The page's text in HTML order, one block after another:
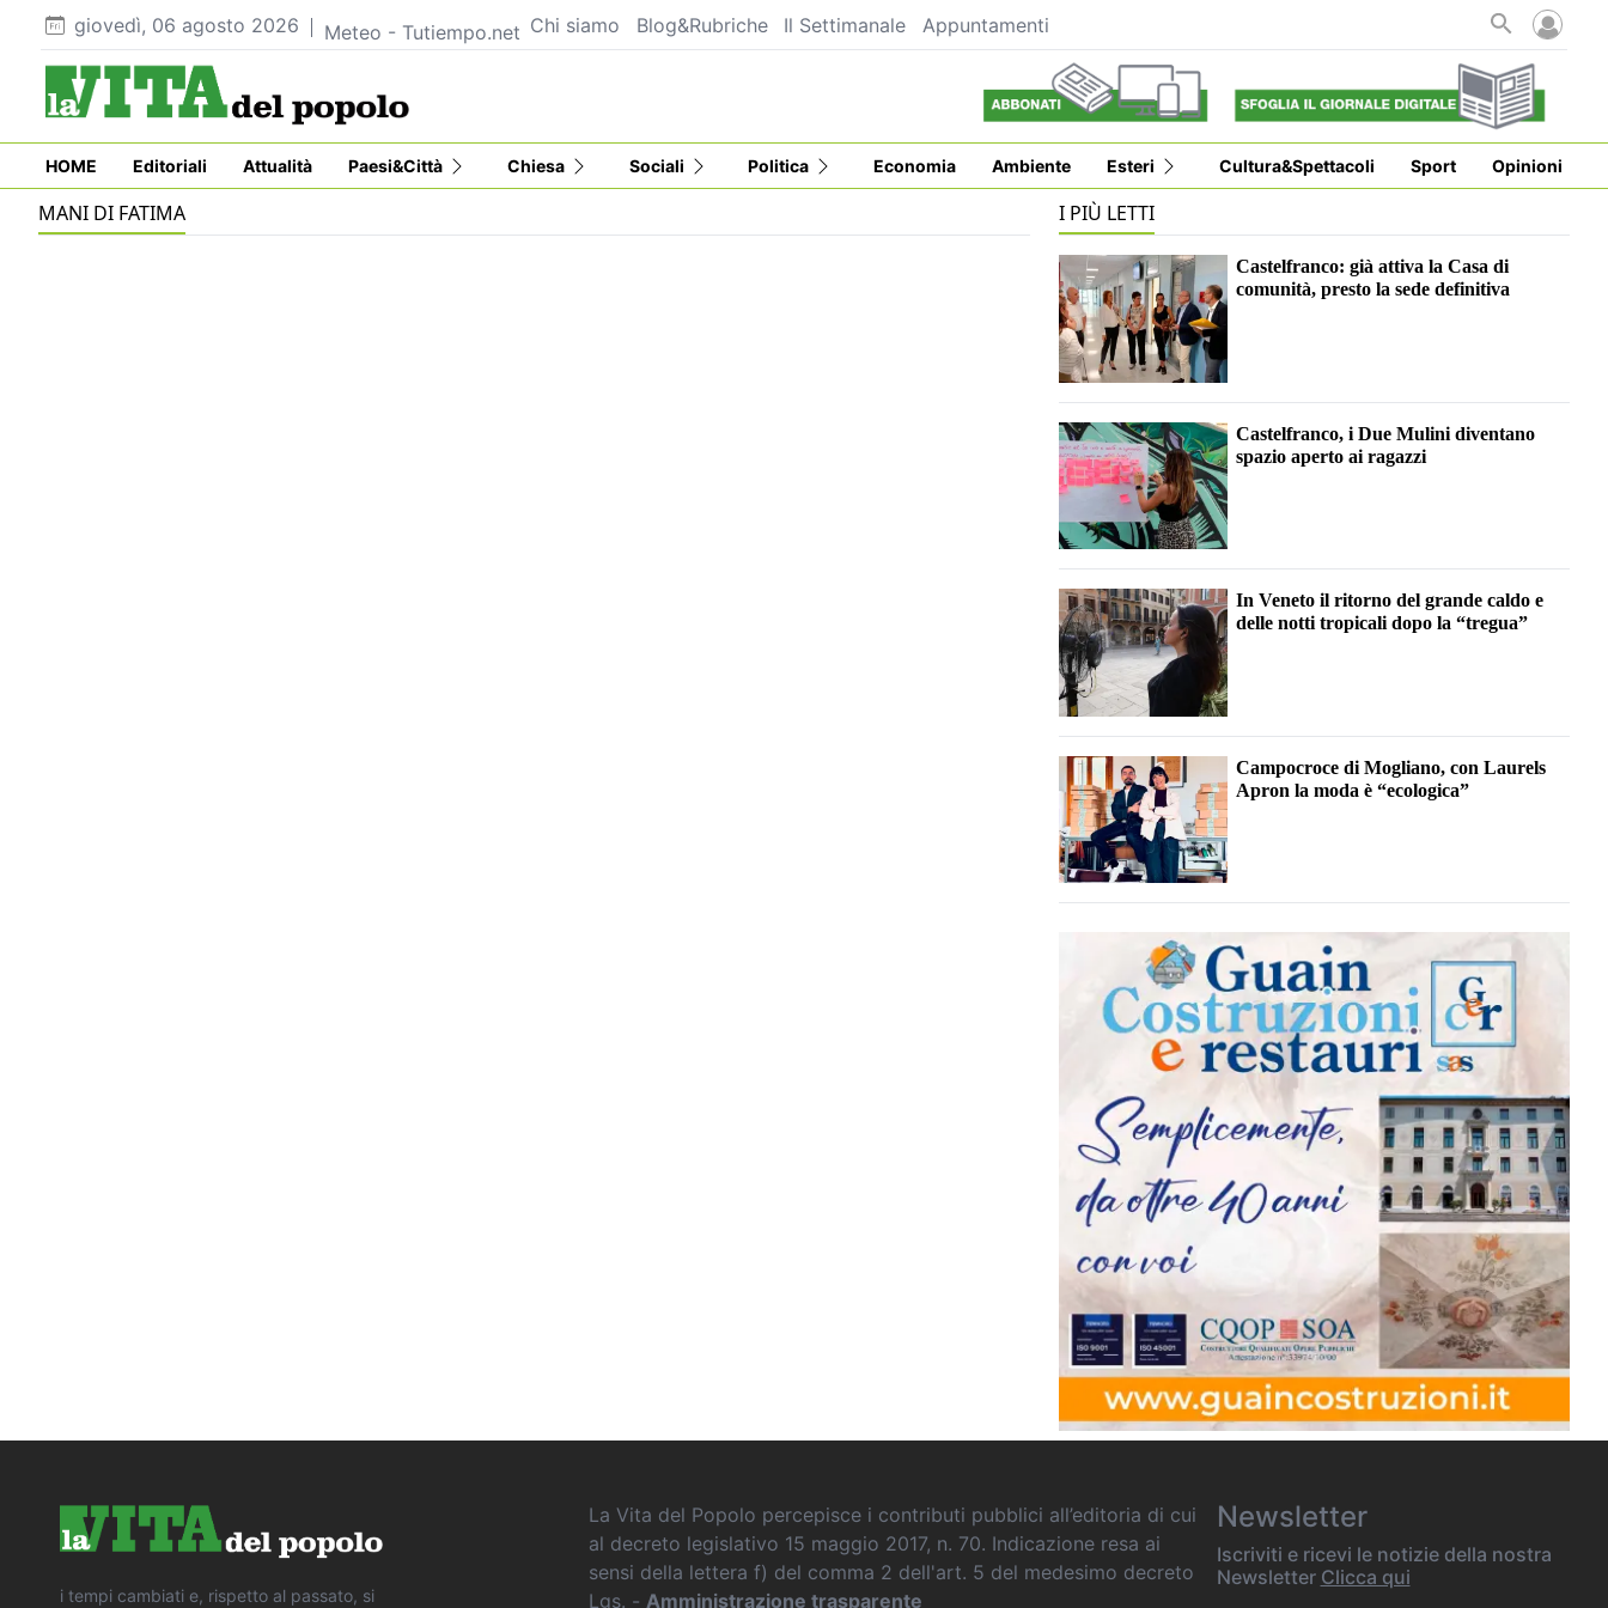
giovedì, 06 agosto 2026 Meteo - Tutiempo.net Chi siamo Blog&Rubriche Il Settimanale Appuntamenti
HOME Editoriali Attualità Paesi&Città Chiesa Sociali Politica Economia Ambiente Esteri Cultura&Spettacoli Sport Opinioni
MANI DI FATIMA I PIÙ LETTI
Castelfranco: già attiva la Casa di
comunità, presto la sede definitiva
Castelfranco, i Due Mulini diventano
spazio aperto ai ragazzi
In Veneto il ritorno del grande caldo e
delle notti tropicali dopo la “tregua”
Campocroce di Mogliano, con Laurels
Apron la moda è “ecologica”
i tempi cambiati e, rispetto al passato, si
La Vita del Popolo percepisce i contributi pubblici all’editoria di cui
al decreto legislativo 15 maggio 2017, n. 70. Indicazione resa ai
sensi della lettera f) del comma 2 dell'art. 5 del medesimo decreto
Lgs. - Amministrazione trasparente
Newsletter
Iscriviti e ricevi le notizie della nostra
Newsletter Clicca qui